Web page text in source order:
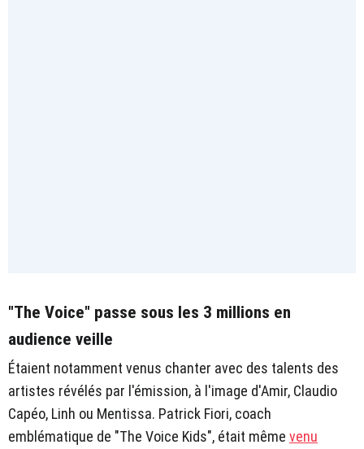
"The Voice" passe sous les 3 millions en
audience veille
Étaient notamment venus chanter avec des talents des
artistes révélés par l'émission, à l'image d'Amir, Claudio
Capéo, Linh ou Mentissa. Patrick Fiori, coach
emblématique de "The Voice Kids", était même venu